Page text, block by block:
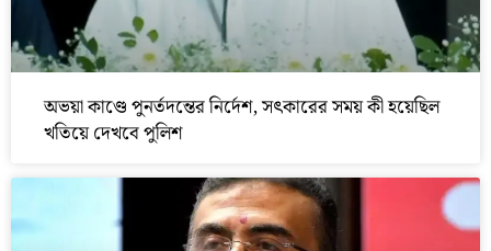
অভয়া কাণ্ডে পুনর্তদন্তের নির্দেশ, সৎকারের সময় কী হয়েছিল
খতিয়ে দেখবে পুলিশ